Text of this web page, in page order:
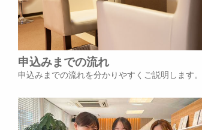
申込みまでの流れ
申込みまでの流れを分かりやすくご説明します。